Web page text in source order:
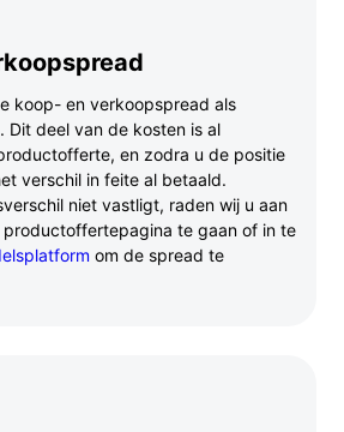
koop- en verkoopspread als
Dit deel van de kosten is al
en zodra u de positie
verschil in feite al betaald.
niet vastligt, raden wij u aan
te gaan of in te
om de spread te